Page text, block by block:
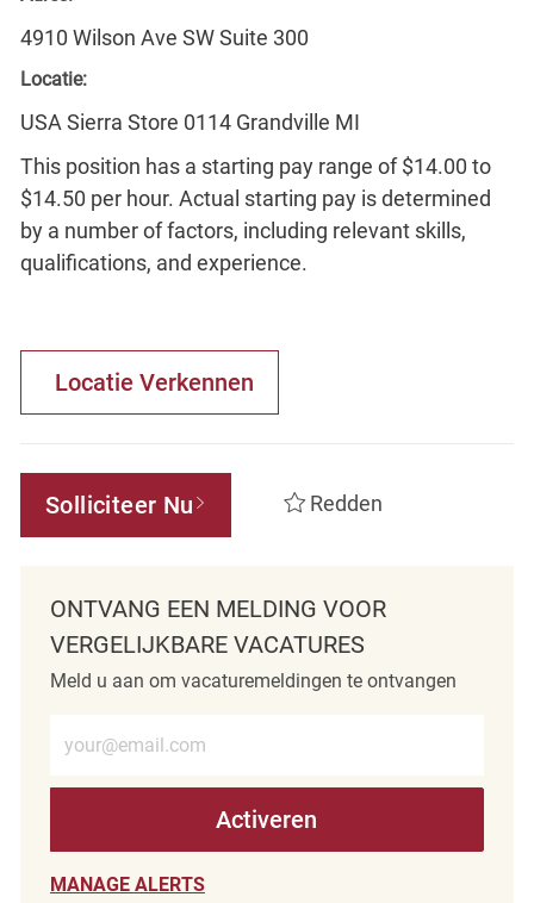
4910 Wilson Ave SW Suite 300
Locatie:
USA Sierra Store 0114 Grandville MI
This position has a starting pay range of $14.00 to
$14.50 per hour. Actual starting pay is determined
by a number of factors, including relevant skills,
qualifications, and experience.
Locatie Verkennen
Solliciteer Nu Redden
ONTVANG EEN MELDING VOOR
VERGELIJKBARE VACATURES
Meld u aan om vacaturemeldingen te ontvangen
Activeren
MANAGE ALERTS